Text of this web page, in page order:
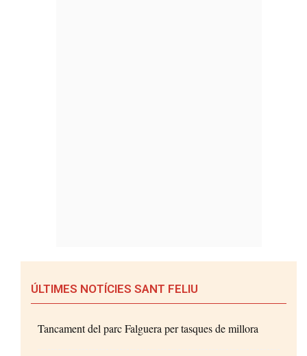
ÚLTIMES NOTÍCIES SANT FELIU
Tancament del parc Falguera per tasques de millora